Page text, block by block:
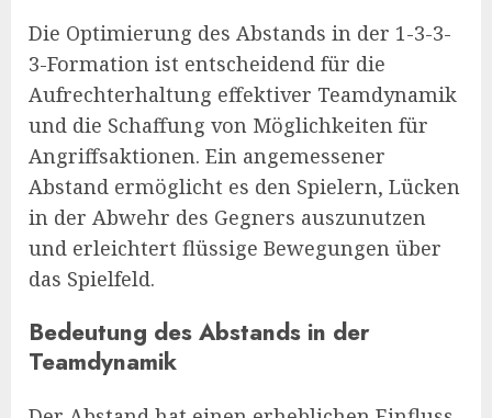
Die Optimierung des Abstands in der 1-3-3-
3-Formation ist entscheidend für die
Aufrechterhaltung effektiver Teamdynamik
und die Schaffung von Möglichkeiten für
Angriffsaktionen. Ein angemessener
Abstand ermöglicht es den Spielern, Lücken
in der Abwehr des Gegners auszunutzen
und erleichtert flüssige Bewegungen über
das Spielfeld.
Bedeutung des Abstands in der
Teamdynamik